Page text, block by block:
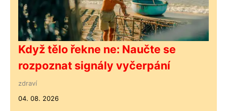
Když tělo řekne ne: Naučte se
rozpoznat signály vyčerpání
zdraví
04. 08. 2026